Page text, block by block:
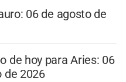
06 de agosto de
de hoy para Aries: 06
de 2026